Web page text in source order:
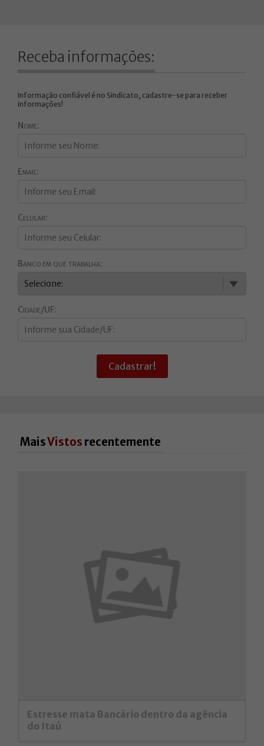
Receba informações:
Informação confiável é no Sindicato, cadastre-se para receber
informações!
Nome:
Email:
Celular:
Banco em que trabalha:
Cidade/UF:
Cadastrar!
MaisVistos recentemente
Estresse mata Bancário dentro da agência
do Itaú